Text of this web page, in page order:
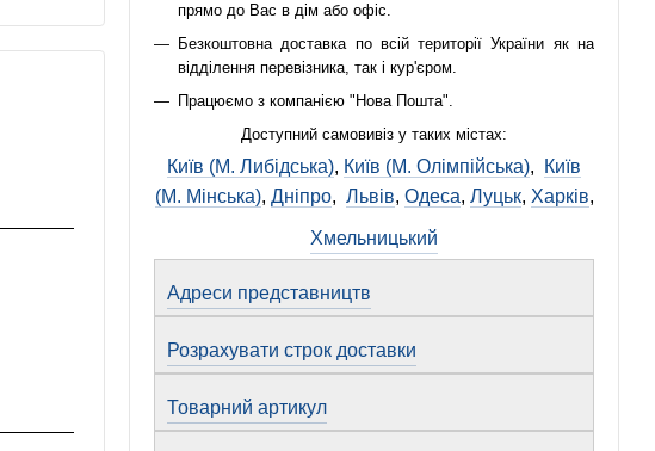
прямо до Вас в дім або офіс.
Безкоштовна доставка по всій території України як на
відділення перевізника, так і кур'єром.
Працюємо з компанією "Нова Пошта".
Доступний самовивіз у таких містах:
Київ (М. Либідська), Київ (М. Олімпійська),
Київ
(М. Мінська), Дніпро, Львів, Одеса, Луцьк, Харків,
Хмельницький
Адреси представництв
Розрахувати строк доставки
Товарний артикул